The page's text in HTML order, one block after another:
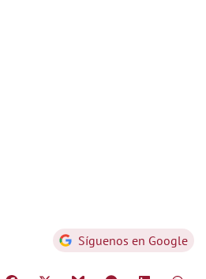
Síguenos en Google